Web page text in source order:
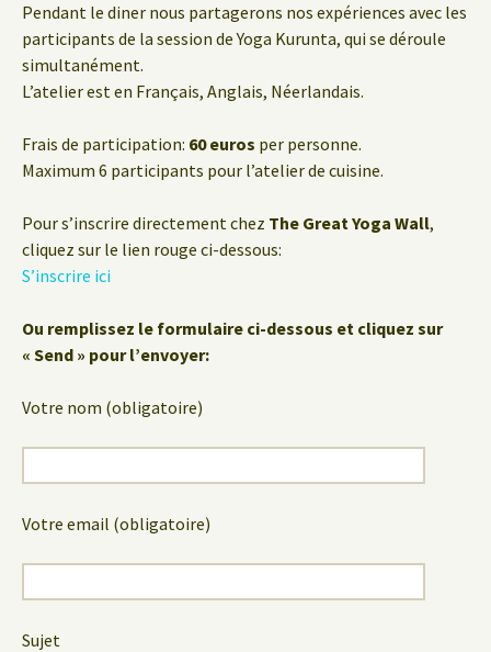
Pendant le diner nous partagerons nos expériences avec les
participants de la session de Yoga Kurunta, qui se déroule
simultanément.
L’atelier est en Français, Anglais, Néerlandais.
Frais de participation: 60 euros per personne.
Maximum 6 participants pour l’atelier de cuisine.
Pour s’inscrire directement chez The Great Yoga Wall,
cliquez sur le lien rouge ci-dessous:
S’inscrire ici
Ou remplissez le formulaire ci-dessous et cliquez sur
« Send » pour l’envoyer:
Votre nom (obligatoire)
Votre email (obligatoire)
Sujet